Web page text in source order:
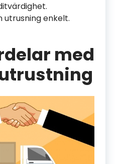
utrusning enkelt.
med